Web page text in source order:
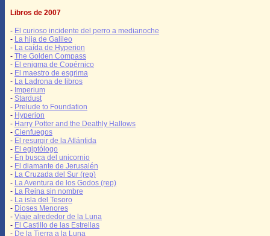
Libros de 2007
- El curioso incidente del perro a medianoche
- La hija de Galileo
- La caída de Hyperion
- The Golden Compass
- El enigma de Copérnico
- El maestro de esgrima
- La Ladrona de libros
- Imperium
- Stardust
- Prelude to Foundation
- Hyperion
- Harry Potter and the Deathly Hallows
- Cienfuegos
- El resurgir de la Atlántida
- El egiptólogo
- En busca del unicornio
- El diamante de Jerusalén
- La Cruzada del Sur (rep)
- La Aventura de los Godos (rep)
- La Reina sin nombre
- La isla del Tesoro
- Dioses Menores
- Viaje alrededor de la Luna
- El Castillo de las Estrellas
- De la Tierra a la Luna